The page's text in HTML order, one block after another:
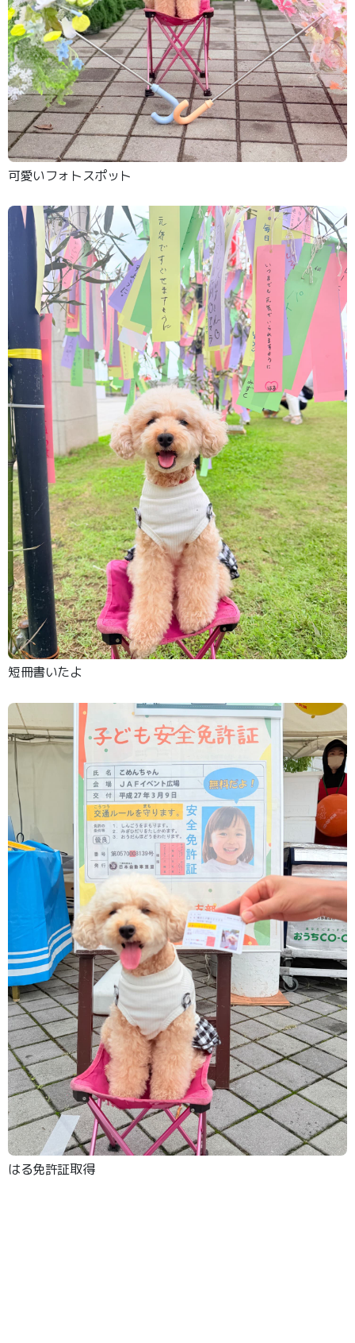
可愛いフォトスポット
短冊書いたよ
はる免許証取得